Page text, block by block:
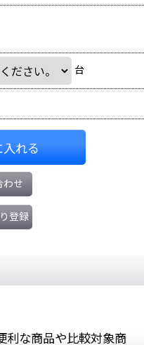
台
入れる
わせ
登録
利な商品や比較対象商